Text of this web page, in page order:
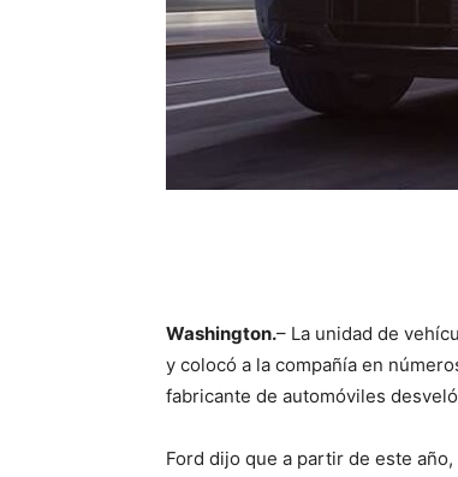
Washington.– La unidad de
y colocó a la compañía en
fabricante de automóviles
Ford dijo que a partir de este